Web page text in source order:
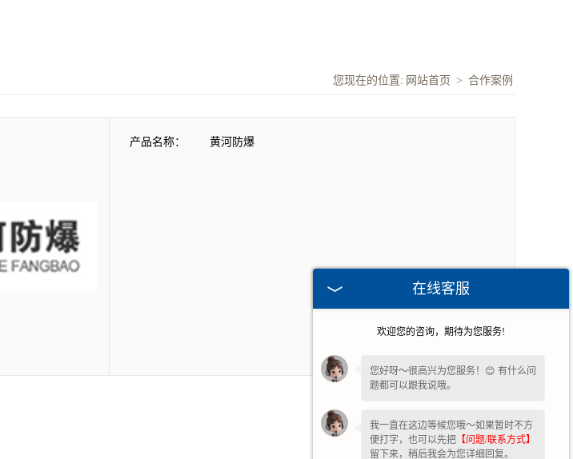
您现在的位置: 网站首页 > 合作案例
产品名称： 黄河防爆
在线客服
欢迎您的咨询，期待为您服务!
您好呀～很高兴为您服务！😊 有什么问
题都可以跟我说哦。
我一直在这边等候您哦～如果暂时不方
便打字，也可以先把 【问题/联系方式】
留下来，稍后我会为您详细回复。